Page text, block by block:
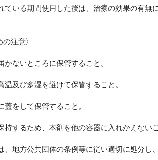
ている期間使用した後は、治療の効果の有
注意〉
ないところに保管すること。
及び多湿を避けて保管すること。
をして保管すること。
持するため、本剤を他の容器に入れかえないこ
、地方公共団体の条例等に従い適切に処分し